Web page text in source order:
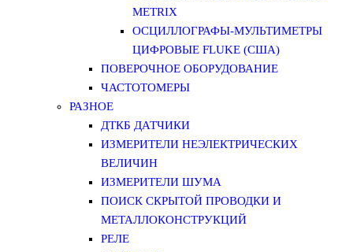
METRIX
ОСЦИЛЛОГРАФЫ-МУЛЬТИМЕТРЫ
ЦИФРОВЫЕ FLUKE (США)
ПОВЕРОЧНОЕ ОБОРУДОВАНИЕ
ЧАСТОТОМЕРЫ
РАЗНОЕ
ДТКБ ДАТЧИКИ
ИЗМЕРИТЕЛИ НЕЭЛЕКТРИЧЕСКИХ
ВЕЛИЧИН
ИЗМЕРИТЕЛИ ШУМА
ПОИСК СКРЫТОЙ ПРОВОДКИ И
МЕТАЛЛОКОНСТРУКЦИЙ
РЕЛЕ